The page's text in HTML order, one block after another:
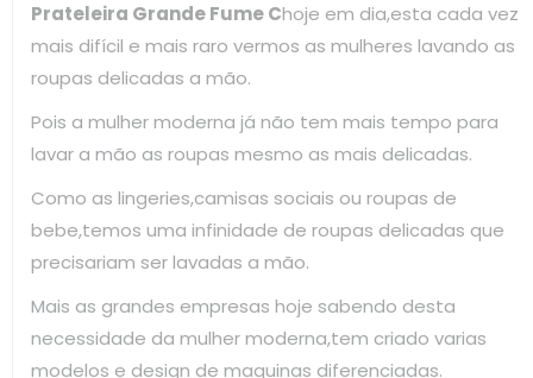
Prateleira Grande Fume Choje em dia,esta cada vez
mais difícil e mais raro vermos as mulheres lavando as
roupas delicadas a mão.
Pois a mulher moderna já não tem mais tempo para
lavar a mão as roupas mesmo as mais delicadas.
Como as lingeries,camisas sociais ou roupas de
bebe,temos uma infinidade de roupas delicadas que
precisariam ser lavadas a mão.
Mais as grandes empresas hoje sabendo desta
necessidade da mulher moderna,tem criado varias
modelos e design de maquinas diferenciadas.